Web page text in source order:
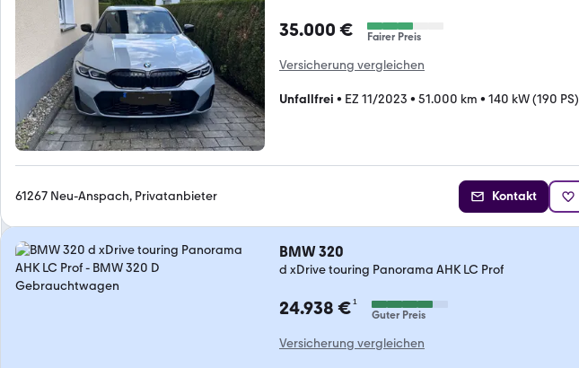
35.000 € Fairer Preis
Versicherung vergleichen
Unfallfrei • EZ 11/2023 • 51.000 km • 140 kW (190 PS)
61267 Neu-Anspach, Privatanbieter Kontakt
BMW 320
d xDrive touring Panorama AHK LC Prof
24.938 €¹
Guter Preis
Versicherung vergleichen